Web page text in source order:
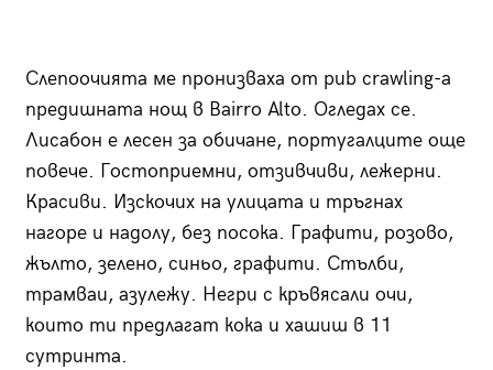
Слепоочията ме пронизваха от pub crawling-a
предишната нощ в Bairro Alto. Огледах се.
Лисабон е лесен за обичане, португалците още
повече. Гостоприемни, отзивчиви, лежерни.
Красиви. Изскочих на улицата и тръгнах
нагоре и надолу, без посока. Графити, розово,
жълто, зелено, синьо, графити. Стълби,
трамваи, азулежу. Негри с кръвясали очи,
които ти предлагат кока и хашиш в 11
сутринта.